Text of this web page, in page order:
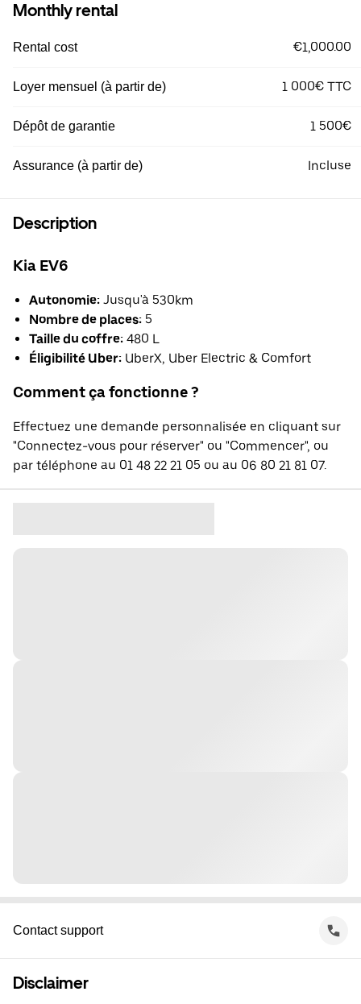
Monthly rental
Rental cost €1,000.00
Loyer mensuel (à partir de) 1 000€ TTC
Dépôt de garantie 1 500€
Assurance (à partir de) Incluse
Description
Kia EV6
Autonomie: Jusqu'à 530km
Nombre de places: 5
Taille du coffre: 480 L
Éligibilité Uber: UberX, Uber Electric & Comfort
Comment ça fonctionne ?
Effectuez une demande personnalisée en cliquant sur
"Connectez-vous pour réserver" ou "Commencer", ou
par téléphone au 01 48 22 21 05 ou au 06 80 21 81 07.
Contact support
Disclaimer